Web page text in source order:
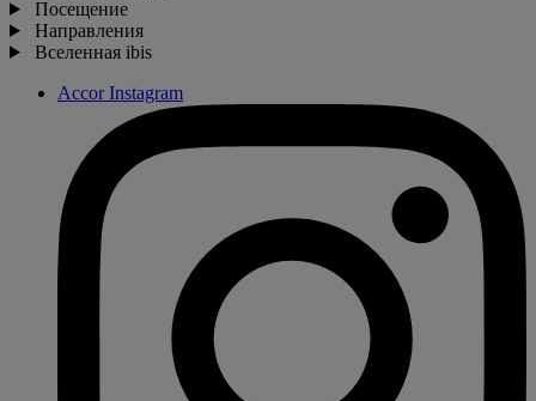
Посещение
Направления
Вселенная ibis
Accor Instagram